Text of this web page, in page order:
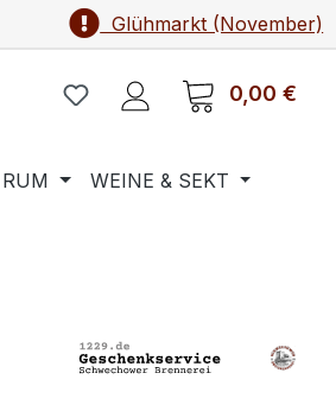
Glühmarkt (November)
0,00 €
WEINE & SEKT